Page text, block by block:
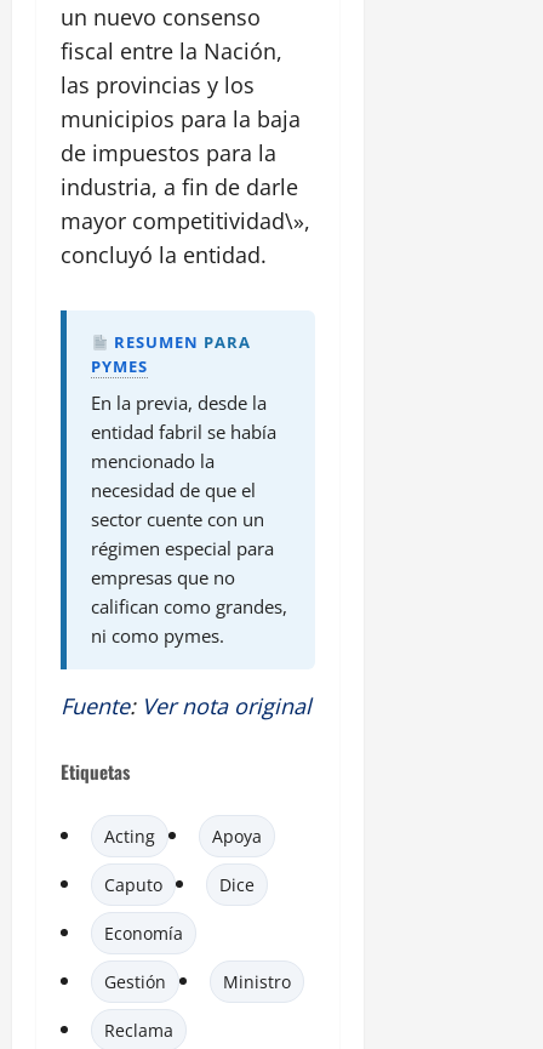
un nuevo consenso
fiscal entre la Nación,
las provincias y los
municipios para la baja
de impuestos para la
industria, a fin de darle
mayor competitividad\»,
concluyó la entidad.
RESUMEN PARA
PYMES
En la previa, desde la
entidad fabril se había
mencionado la
necesidad de que el
sector cuente con un
régimen especial para
empresas que no
califican como grandes,
ni como pymes.
Fuente: Ver nota original
Etiquetas
Acting Apoya
Caputo Dice
Economía
Gestión Ministro
Reclama